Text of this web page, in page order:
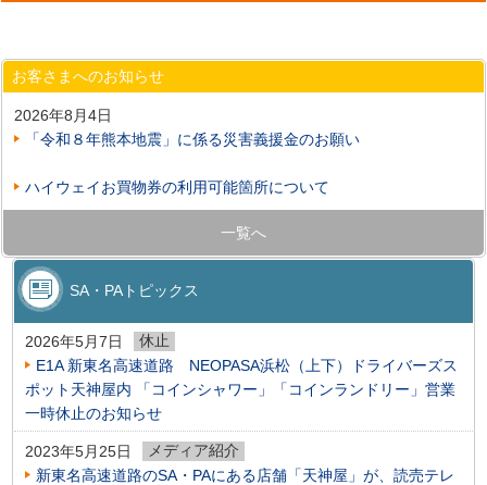
お客さまへのお知らせ
2026年8月4日
「令和８年熊本地震」に係る災害義援金のお願い
ハイウェイお買物券の利用可能箇所について
一覧へ
SA・PAトピックス
2026年5月7日
休止
E1A 新東名高速道路 NEOPASA浜松（上下）ドライバーズス
ポット天神屋内 「コインシャワー」「コインランドリー」営業
一時休止のお知らせ
2023年5月25日
メディア紹介
新東名高速道路のSA・PAにある店舗「天神屋」が、読売テレ